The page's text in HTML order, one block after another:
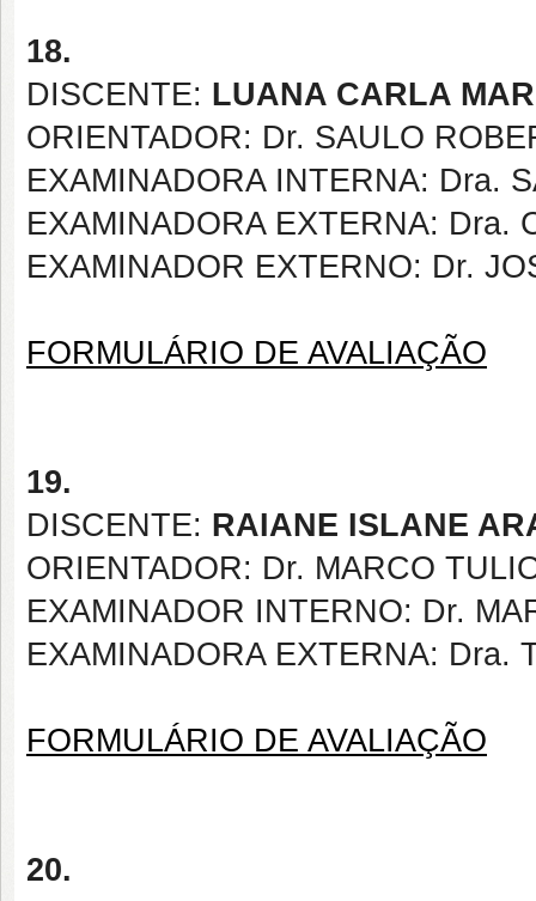
18.
DISCENTE: LUANA CARLA
ORIENTADOR: Dr. SAULO
EXAMINADORA INTERNA: Dra.
EXAMINADORA EXTERNA: Dra.
EXAMINADOR EXTERNO: Dr.
FORMULÁRIO DE AVALIAÇÃO
19.
DISCENTE: RAIANE ISLANE
ORIENTADOR: Dr. MARCO
EXAMINADOR INTERNO: Dr.
EXAMINADORA EXTERNA: Dra.
FORMULÁRIO DE AVALIAÇÃO
20.